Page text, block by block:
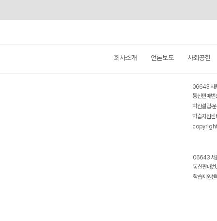
회사소개 언론보도 사회공헌
06643 서
통신판매
학원설립·
학습지원
06643 서
통신판매
학습지원